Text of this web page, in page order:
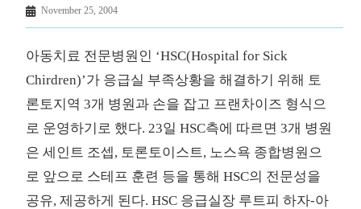
November 25, 2004
아동치료 전문병원인 ‘HSC(Hospital for Sick
Chirdren)’가 응급실 부족상황을 해결하기 위해 토
론토지역 3개 병원과 손을 잡고 프랜차이즈 형식으
로 운영하기로 했다. 23일 HSC측에 따르면 3개 병원
은 세인트 조셉, 토론토이스트, 노스욕 종합병원으
로 앞으로 스테프 훈련 등을 통해 HSC의 전문성을
공유, 제공하게 된다. HSC 응급실장 루트피 하자-아